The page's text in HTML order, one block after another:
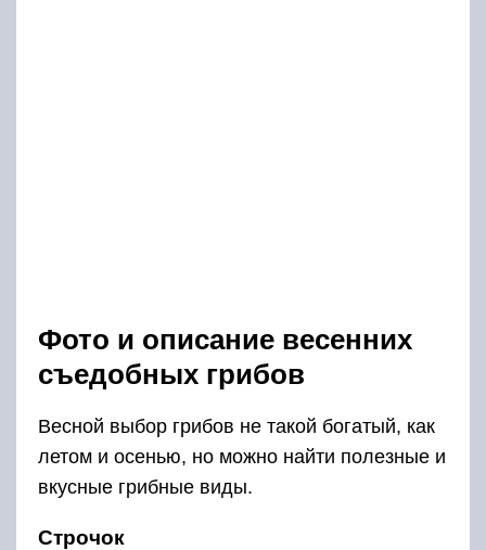
Фото и описание весенних
съедобных грибов
Весной выбор грибов не такой богатый, как
летом и осенью, но можно найти полезные и
вкусные грибные виды.
Строчок